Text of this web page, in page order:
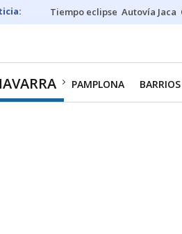
Tiempo eclipse Autovía Jaca
PAMPLONA BARRIOS